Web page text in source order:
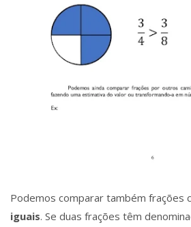
Podemos comparar também frações
iguais. Se duas frações têm